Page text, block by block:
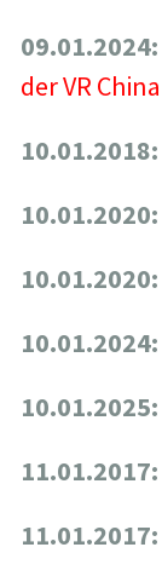
09.01.2024:
der VR China
10.01.2018:
10.01.2020:
10.01.2020:
10.01.2024:
10.01.2025:
11.01.2017:
11.01.2017: